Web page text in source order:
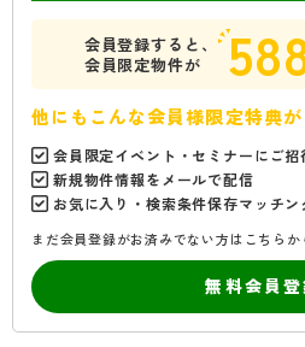
会員登録すると、
会員限定物件が
他にもこんな会員様限定特典が
会員限定イベント・セミナーにご招
新規物件情報をメールで配信
お気に入り・検索条件保存マッチン
まだ会員登録がお済みでない方はこちらか
無料会員登